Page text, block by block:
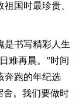
国时最珍贵、
书写精彩人生
难再晨。”时间
奔跑的年纪选
舍。我们要做时